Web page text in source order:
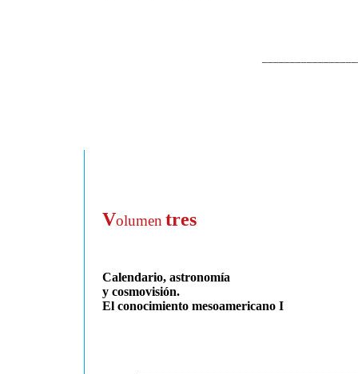
Volumen tres
Calendario, astronomía
y cosmovisión.
El conocimiento mesoamericano I